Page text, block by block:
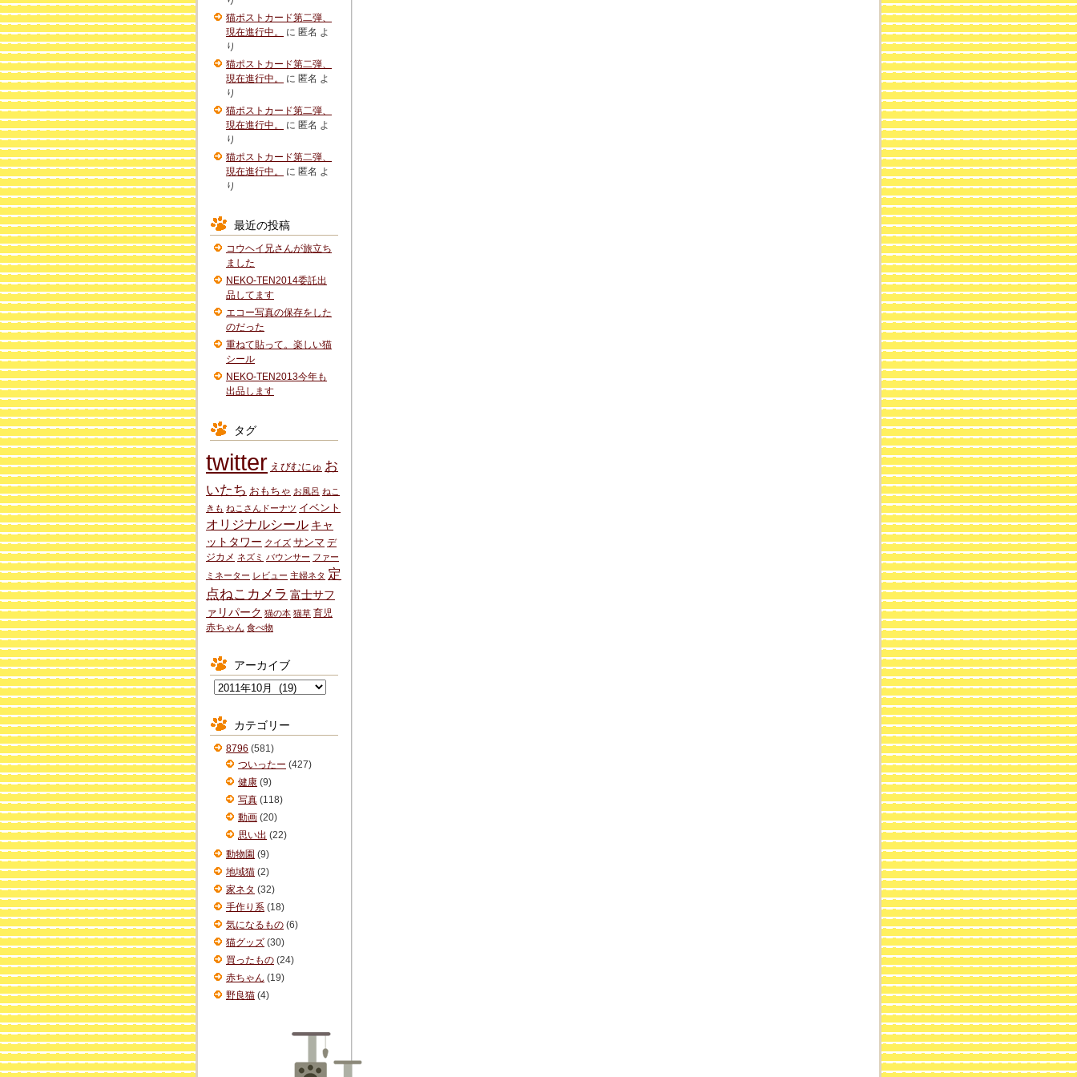
猫ポストカード第二弾、
現在進行中。
に 匿名 よ
り
猫ポストカード第二弾、
現在進行中。
に 匿名 よ
り
猫ポストカード第二弾、
現在進行中。
に 匿名 よ
り
猫ポストカード第二弾、
現在進行中。
に 匿名 よ
り
最近の投稿
コウヘイ兄さんが旅立ち
ました
NEKO-TEN2014委託出
品してます
エコー写真の保存をした
のだった
重ねて貼って。楽しい猫
シール
NEKO-TEN2013今年も
出品します
タグ
twitter えびむにゅ お
いたち おもちゃ お風呂 ねこ
きも ねこさんドーナツ イベント
オリジナルシール キャ
ットタワー クイズ サンマ デ
ジカメ ネズミ バウンサー ファー
ミネーター レビュー 主婦ネタ 定
点ねこカメラ 富士サフ
ァリパーク 猫の本 猫草 育児
赤ちゃん 食べ物
アーカイブ
イ
ブ
カテゴリー
8796 (581)
ついったー (427)
健康 (9)
写真 (118)
動画 (20)
思い出 (22)
動物園 (9)
地域猫 (2)
家ネタ (32)
手作り系 (18)
気になるもの (6)
猫グッズ (30)
買ったもの (24)
赤ちゃん (19)
野良猫 (4)